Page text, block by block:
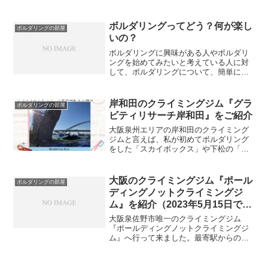
ボルダリングの部屋
ボルダリングってどう？何が楽し
いの？
ボルダリングに興味がある人やボルダリ
ングを始めてみたいと考えている人に対
して、ボルダリングについて、簡単に解
ボルダリングの部屋
岸和田のクライミングジム『グラ
ビティリサーチ岸和田』をご紹介
大阪泉州エリアの岸和田のクライミング
ジムと言えば、私が初めてボルダリング
をした「スカイボックス」や下松の「サ
なっている「好日山荘」さんが運営する
『グラビティリサーチ岸和田店』をご紹
介したいと思います。
ボルダリングの部屋
大阪のクライミングジム『ポール
ディングノットクライミングジ
ム』を紹介（2023年5月15日で閉
店）
大阪泉佐野市唯一のクライミングジム
『ポールディングノットクライミングジ
ム』へ行って来ました。最寄駅からのア